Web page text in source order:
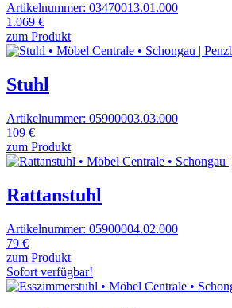
Artikelnummer: 03470013.01.000
1.069 €
zum Produkt
Stuhl
Artikelnummer: 05900003.03.000
109 €
zum Produkt
Rattanstuhl
Artikelnummer: 05900004.02.000
79 €
zum Produkt
Sofort verfügbar!